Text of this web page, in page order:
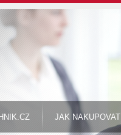
JAK NAKUPOVAT